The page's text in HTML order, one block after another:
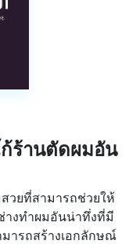
ร้านตัดผมอัน
วยที่สามารถช่วยให้
างทำผมอันน่าทึ่งที่มี
ารถสร้างเอกลักษณ์